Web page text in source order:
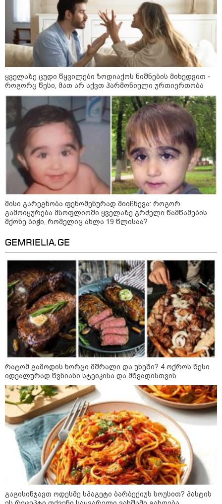
22:35 / 06-08-2026
"კიდევ ერთხელ მოვუწოდებ
საქართველოს მთავრობას, მისი
დაუყოვნებლივი და უპირობო
გათავისუფლებისკენ" - რას
წერს ეუთო-ს წარმომადგენელი
მზია ამაღლობელზე?
21:38 / 06-08-2026
"ჩვენთვის ეს ეგზოტიკაა, ჩვენს
სტუმრებს ასე ვუხსნით - ბევრი
სანთელი, ეგზოტიკა და
რომანტიკული საღამოები" -
შალვა ალავერდაშვილი
ელექტროენერგიის გათიშვებზე
კატეგორიის ყველა სიახლე
რატომ ჩაბნელდა საქართველო
არაპროფესიონალიზმი?! -
სანდრო თვალჭრელიძის ანალიზი
ჩაკეტილი „პოლიტიკური
სამკუთხედი“ - კულუარული
თამაშები, რომლებიც დიდი
სისხლის ფასად ჯდება
„ოქტომბრისთვის საქართველოს
არჩევანის გაკეთება მოუწევს...
„ორ სკამზე ჯდომის“
შესაძლებლობა შეიძლება
დასრულდეს“ - მირიან
მირიანაშვილის ანალიზი
ჯარისკაცი, რომელიც 29 წელი
იბრძოდა, რადგან ომის
დამთავრების არ სჯეროდა...
კონფლიქტები
ყველაზე ცუდი წყვილები ზოდიაქოს ნიშნების მიხედვით -
როგორც წესი, მათ არ აქვთ ჰარმონიული ურთიერთობა
მისი გარეგნობა ფენომენურად მიიჩნევა: როგორ
გამოიყურება მსოფლიოში ყველაზე გრძელი წამწამების
მქონე ბიჭი, რომელიც ახლა 19 წლისაა?
GEMRIELIA.GE
რატომ გამოდის ხორცი მშრალი და უხეში? 4 ოქროს წესი
იდეალურად წვნიანი სტეიკისა და მწვადისთვის
გაგისინჯავთ ოდესმე სპაგეტი ბარბექიუს სოუსით? პასტის